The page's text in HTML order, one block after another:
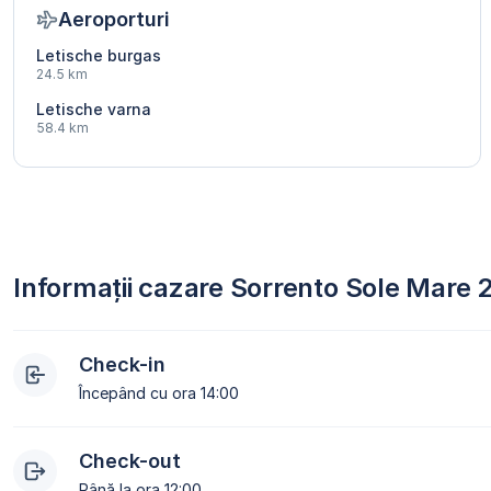
Aeroporturi
Letische burgas
24.5 km
Letische varna
58.4 km
Informații cazare Sorrento Sole Mare
Check-in
Începând cu ora 14:00
Check-out